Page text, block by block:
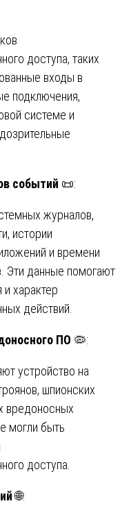
доступа, таких
входы в
подключения,
системе и
событий 📜:
журналов,
истории
и времени
Эти данные помогают
характер
действий.
ПО 🦠:
устройство на
шпионских
вредоносных
могли быть
доступа.
🌐: